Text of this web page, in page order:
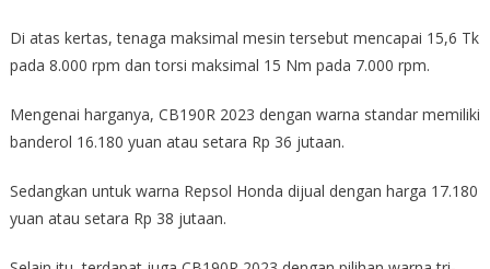
Di atas kertas, tenaga maksimal mesin tersebut mencapai 15,6 Tk
pada 8.000 rpm dan torsi maksimal 15 Nm pada 7.000 rpm.
Mengenai harganya, CB190R 2023 dengan warna standar memiliki
banderol 16.180 yuan atau setara Rp 36 jutaan.
Sedangkan untuk warna Repsol Honda dijual dengan harga 17.180
yuan atau setara Rp 38 jutaan.